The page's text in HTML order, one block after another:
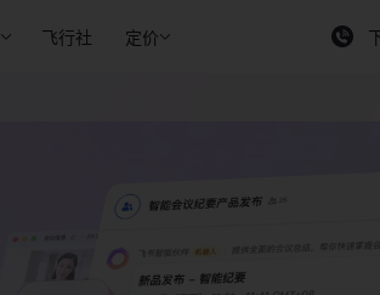
飞行社 定价